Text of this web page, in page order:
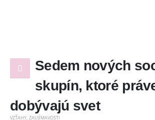
Sedem nových
skupín, ktoré
dobývajú svet
VZŤAHY, ZAUJÍMAVOSTI